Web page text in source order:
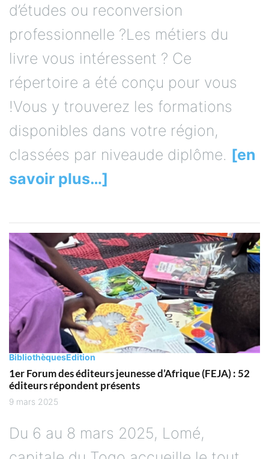
d’études ou reconversion
professionnelle ?Les métiers du
livre vous intéressent ? Ce
répertoire a été conçu pour vous
!Vous y trouverez les formations
disponibles dans votre région,
classées par niveaude diplôme. [en
savoir plus…]
BibliothèquesEdition
1er Forum des éditeurs jeunesse d’Afrique (FEJA) : 52
éditeurs répondent présents
9 mars 2025
Du 6 au 8 mars 2025, Lomé,